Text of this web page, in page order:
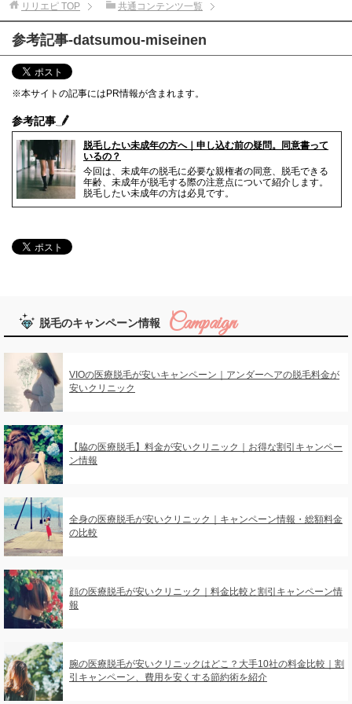
リリエピ TOP 共通コンテンツ一覧
参考記事-datsumou-miseinen
※本サイトの記事にはPR情報が含まれます。
参考記事
脱毛したい未成年の方へ｜申し込む前の疑問。同意書って
いるの？
今回は、未成年の脱毛に必要な親権者の同意、脱毛できる
年齢、未成年が脱毛する際の注意点について紹介します。
脱毛したい未成年の方は必見です。
脱毛のキャンペーン情報
VIOの医療脱毛が安いキャンペーン｜アンダーヘアの脱毛料金が
安いクリニック
【脇の医療脱毛】料金が安いクリニック｜お得な割引キャンペー
ン情報
全身の医療脱毛が安いクリニック｜キャンペーン情報・総額料金
の比較
顔の医療脱毛が安いクリニック｜料金比較と割引キャンペーン情
報
腕の医療脱毛が安いクリニックはどこ？大手10社の料金比較｜割
引キャンペーン、費用を安くする節約術を紹介